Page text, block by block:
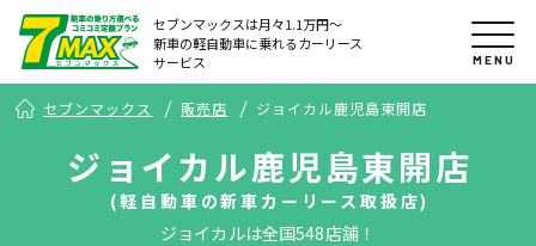
セブンマックスは月々1.1万円〜
新車の軽自動車に乗れるカーリース
サービス
MENU
セブンマックス 販売店 ジョイカル鹿児島東開店
ジョイカル鹿児島東開店
(軽自動車の新車カーリース取扱店)
ジョイカルは全国548店舗！